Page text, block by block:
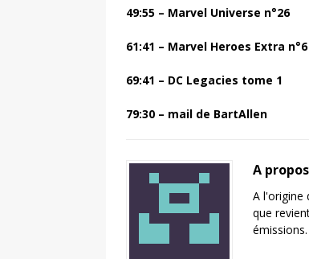
49:55 – Marvel Universe n°26
61:41 – Marvel Heroes Extra n°6
69:41 – DC Legacies tome 1
79:30 – mail de BartAllen
A
A l'origine
que
émissions.